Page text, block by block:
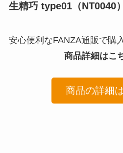
生精巧 type01（NT0040
安心便利なFANZA通販で購
商品詳細はこ
商品の詳細